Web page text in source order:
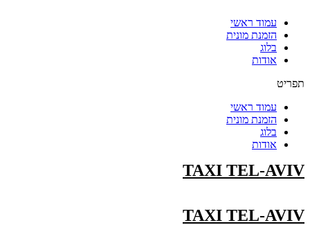
עמוד ראשי
הזמנת מונית
בלוג
אודות
תפריט
עמוד ראשי
הזמנת מונית
בלוג
אודות
TAXI TEL-AVIV
TAXI TEL-AVIV